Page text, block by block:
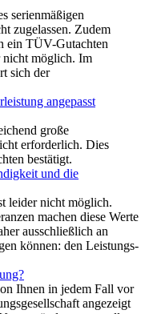
serienmäßigen
zugelassen. Zudem
ein TÜV-Gutachten
nicht möglich. Im
sich der
angepasst
große
erforderlich. Dies
bestätigt.
und die
leider nicht möglich.
machen diese Werte
ausschließlich an
können: den Leistungs-
Ihnen in jedem Fall vor
angezeigt